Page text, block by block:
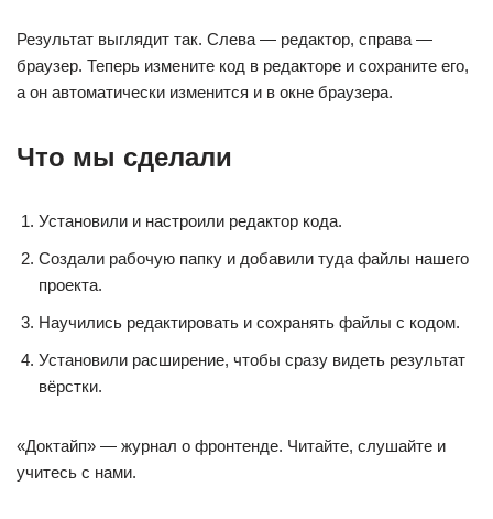
Результат выглядит так. Слева — редактор, справа —
браузер. Теперь измените код в редакторе и сохраните его,
а он автоматически изменится и в окне браузера.
Что мы сделали
Установили и настроили редактор кода.
Создали рабочую папку и добавили туда файлы нашего
проекта.
Научились редактировать и сохранять файлы с кодом.
Установили расширение, чтобы сразу видеть результат
вёрстки.
«Доктайп» — журнал о фронтенде. Читайте, слушайте и
учитесь с нами.